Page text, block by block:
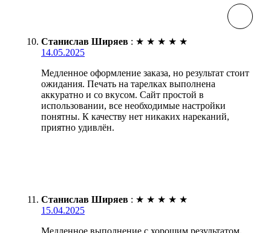
Станислав Ширяев : ★ ★ ★ ★ ★
14.05.2025
Медленное оформление заказа, но результат стоит
ожидания. Печать на тарелках выполнена
аккуратно и со вкусом. Сайт простой в
использовании, все необходимые настройки
понятны. К качеству нет никаких нареканий,
приятно удивлён.
Станислав Ширяев : ★ ★ ★ ★ ★
15.04.2025
Медленное выполнение с хорошим результатом.